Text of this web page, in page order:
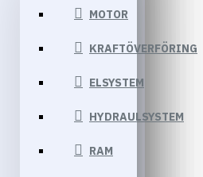
MOTOR
KRAFTÖVERFÖRING
ELSYSTEM
HYDRAULSYSTEM
RAM